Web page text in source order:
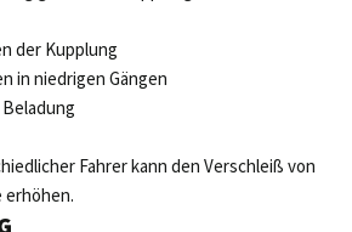
der Kupplung
in niedrigen Gängen
Fahrer kann den Verschleiß von
erhöhen.